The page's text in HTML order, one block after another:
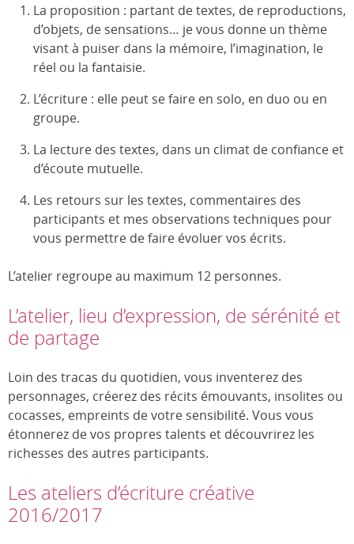
La proposition : partant de textes, de reproductions,
d’objets, de sensations… je vous donne un thème
visant à puiser dans la mémoire, l’imagination, le
réel ou la fantaisie.
L’écriture : elle peut se faire en solo, en duo ou en
groupe.
La lecture des textes, dans un climat de confiance et
d’écoute mutuelle.
Les retours sur les textes, commentaires des
participants et mes observations techniques pour
vous permettre de faire évoluer vos écrits.
L’atelier regroupe au maximum 12 personnes.
L’atelier, lieu d’expression, de sérénité et
de partage
Loin des tracas du quotidien, vous inventerez des
personnages, créerez des récits émouvants, insolites ou
cocasses, empreints de votre sensibilité. Vous vous
étonnerez de vos propres talents et découvrirez les
richesses des autres participants.
Les ateliers d’écriture créative
2016/2017